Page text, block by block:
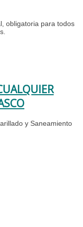
obligatoria para todos
y Saneamiento